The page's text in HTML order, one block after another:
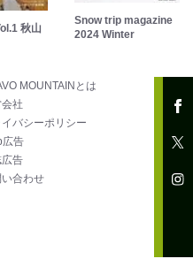
秋山
Snow trip magazine
2024 Winter
MOUNTAINとは
社
イバシーポリシー
広告
告
い合わせ